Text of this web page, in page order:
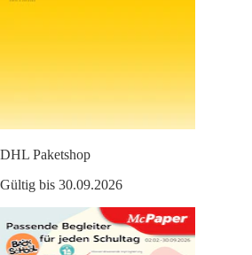
DHL Paketshop
Gültig bis 30.09.2026